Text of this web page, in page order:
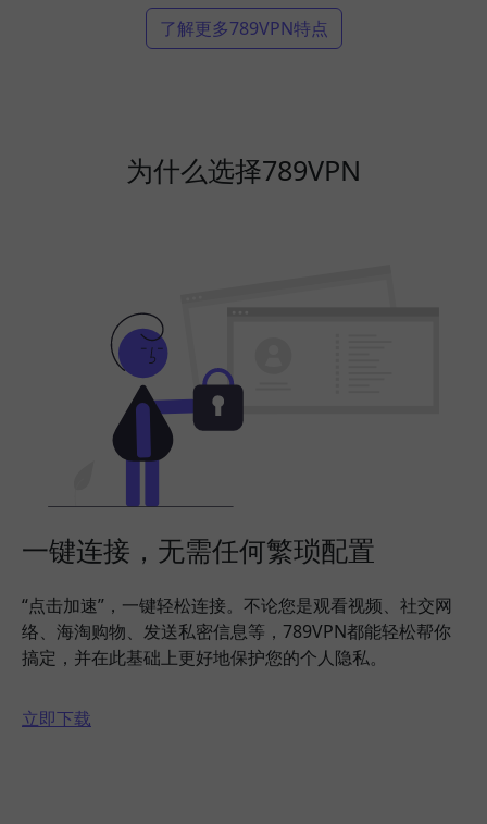
了解更多789VPN特点
为什么选择789VPN
一键连接，无需任何繁琐配置
“点击加速”，一键轻松连接。不论您是观看视频、社交网
络、海淘购物、发送私密信息等，789VPN都能轻松帮你
搞定，并在此基础上更好地保护您的个人隐私。
立即下载